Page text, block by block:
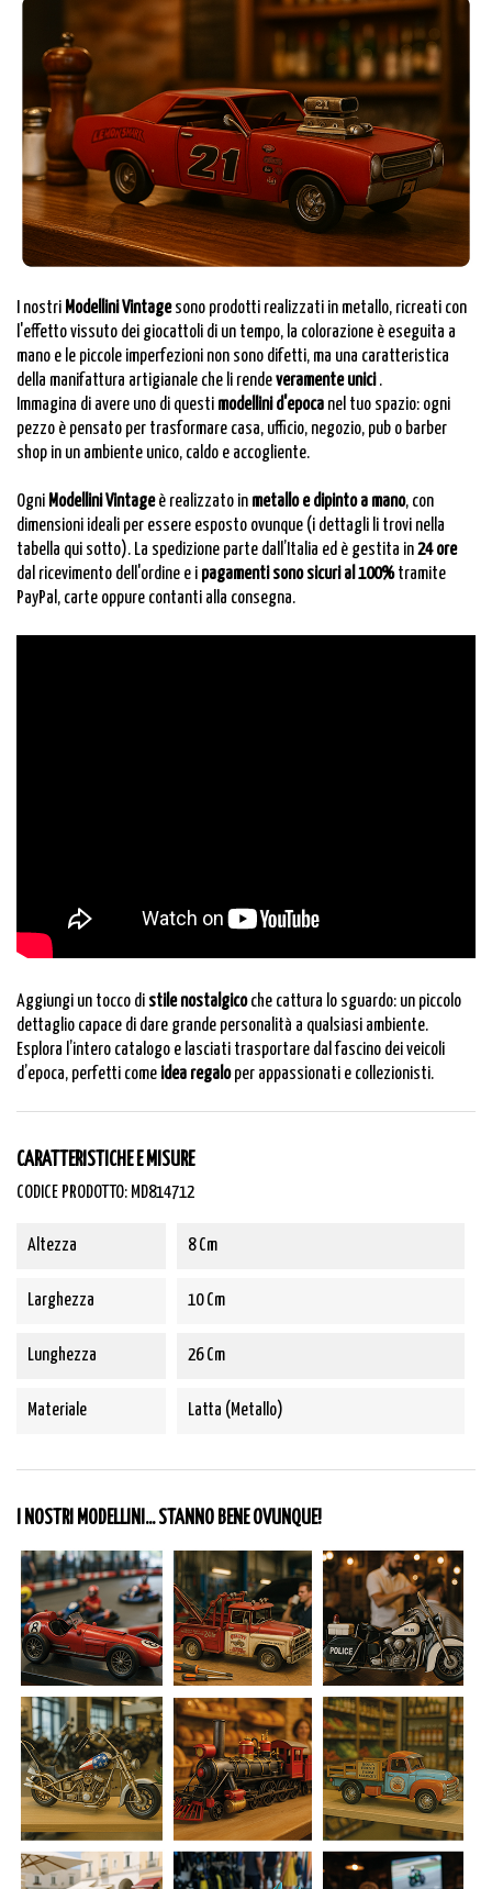
I nostri Modellini Vintagesono prodotti realizzati in metallo, ricreati con
l'effetto vissuto dei giocattoli di un tempo, la colorazione è eseguita a
mano e le piccole imperfezioni non sono difetti, ma una caratteristica
della manifattura artigianale che li rendeveramente unici.
Immagina di avere uno di questi modellini d'epoca nel tuo spazio: ogni
pezzo è pensato per trasformare casa, ufficio, negozio, pub o barber
shop in un ambiente unico, caldo e accogliente.
Ogni Modellini Vintageè realizzato in metallo e dipinto a mano, con
dimensioni ideali per essere esposto ovunque (i dettagli li trovi nella
tabella qui sotto). La spedizione parte dall’Italia ed è gestita in24 ore
dal ricevimento dell'ordine e i pagamenti sono sicuri al 100%tramite
PayPal, carte oppure contanti alla consegna.
Aggiungi un tocco di stile nostalgicoche cattura lo sguardo: un piccolo
dettaglio capace di dare grande personalità a qualsiasi ambiente.
Esplora l’intero catalogo e lasciati trasportare dal fascino dei veicoli
d’epoca, perfetti come idea regaloper appassionati e collezionisti.
CARATTERISTICHE E MISURE
CODICE PRODOTTO: MD814712
Altezza 8 Cm
Larghezza 10 Cm
Lunghezza 26 Cm
Materiale Latta (Metallo)
I NOSTRI MODELLINI... STANNO BENE OVUNQUE!